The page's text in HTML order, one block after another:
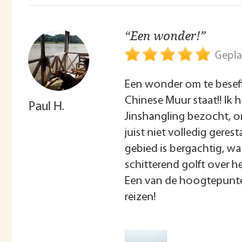
Paul H.
“Een wonder!”
Een wonder om te
Chinese Muur staat!! Ik
Jinshangling bezocht,
juist niet volledig
gebied is bergachtig,
schitterend golft over
Een van de
reizen!